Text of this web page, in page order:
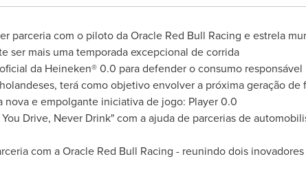
parceria com o piloto da Oracle Red Bull Racing e estrela
ser mais uma temporada excepcional de corrida
da Heineken® 0.0 para defender o consumo responsável
terá como objetivo envolver a próxima geração de
e empolgante iniciativa de jogo: Player 0.0
Drive, Never Drink" com a ajuda de parcerias de
com a Oracle Red Bull Racing - reunindo dois